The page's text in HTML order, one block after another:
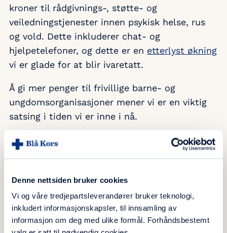
Denne nettsiden bruker cookies
Vi og våre tredjepartsleverandører bruker teknologi,
inkludert informasjonskapsler, til innsamling av
informasjon om deg med ulike formål. Forhåndsbestemt
kroner til rådgivnings-, støtte- og
veiledningstjenester innen psykisk helse, rus
og vold. Dette inkluderer chat- og
hjelpetelefoner, og dette er en etterlyst økning
vi er glade for at blir ivaretatt.
Å gi mer penger til frivillige barne- og
ungdomsorganisasjoner mener vi er en viktig
satsing i tiden vi er inne i nå.
psykisk helsetilbud
Høy arbeidsgiveravgift tar penger